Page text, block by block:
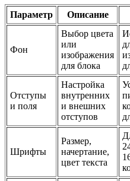
Параметр Описание
Фон
Выбор цвета
или
изображения
для блока
Отступы
и поля
Настройка
внутренних
и внешних
отступов
Шрифты
Размер,
начертание,
цвет текста